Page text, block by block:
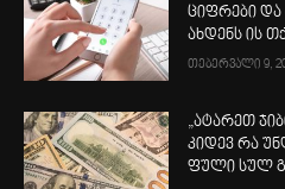
ციფრები და
ახდენს ის
თებერვალი 9,
„ატარეთ
კიდევ რა
ფული სულ